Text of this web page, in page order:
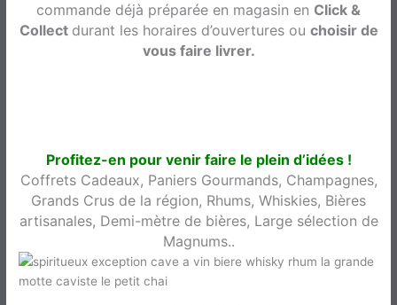
commande déjà préparée en magasin en Click &
Collect durant les horaires d’ouvertures ou choisir de
vous faire livrer.
Profitez-en pour venir faire le plein d’idées !
Coffrets Cadeaux, Paniers Gourmands, Champagnes,
Grands Crus de la région, Rhums, Whiskies, Bières
artisanales, Demi-mètre de bières, Large sélection de
Magnums..